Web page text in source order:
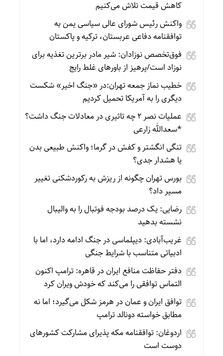
کاهش قیمت تلاش می‌کنیم
واکنش رئیس شورای عالی سیاسی یمن به
توافقنامه دفاعی عربستان، ترکیه و پاکستان
فوق‌تخصص نوزادان: شیر مادر برترین تغذیه برای
نوزاد است/پرهیز از باورهای غلط رایج
خطیب نماز جمعه تهران:در «جنگ اخیر» شکست
دیگری را به آمریکا تحمیل کردیم
عملیات نصر ۲ چه تاثیری در معادلات جنگ داشت؟
*سعدالله زارعی
تنگی انگشتر و کفش در گرما؛ واکنش طبیعی بدن
یا هشدار جدی؟
بورس تهران چگونه از ریزش به رکوردشکنی تغییر
مسیر داد؟
رضایی: یک درصد بودجه فوتبال را به والیبال
نشسته بدهید
غریب‌آبادی: دیپلماسی در جنگ ادامه دارد، اما با
ادبیاتی متناسب با شرایط جنگی
دفتر حفاظت منافع ایران در قاهره: ترامپ اکنون
التماس توافقی را می‌کند که خودش ویران کرد
توافق ایران و عمان در هرمز شکل می‌گیرد؛ اما نه
مطابق خواسته دونالد ترامپ
اردوغان: توافقنامه مکه پذیرای مشارکت کشورهای
دوست است